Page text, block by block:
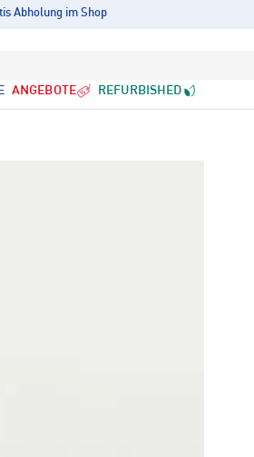
Abholung im Shop
ANGEBOTE REFURBISHED